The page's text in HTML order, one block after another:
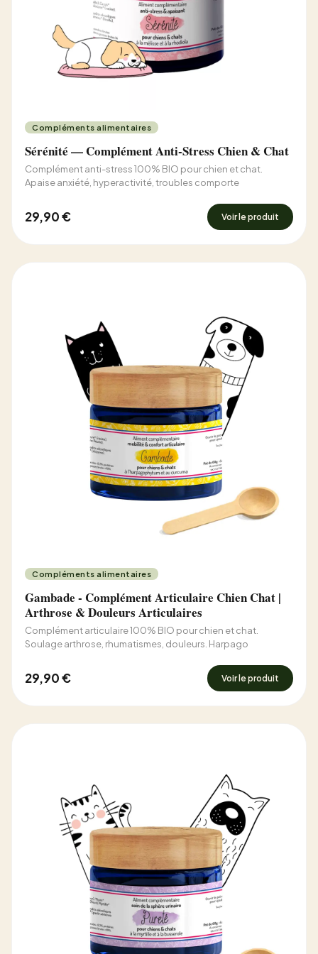
Compléments alimentaires
Sérénité — Complément Anti-Stress Chien & Chat
Complément anti-stress 100% BIO pour chien et chat.
Apaise anxiété, hyperactivité, troubles comporte
29,90 € Voir le produit
Compléments alimentaires
Gambade - Complément Articulaire Chien Chat |
Arthrose & Douleurs Articulaires
Complément articulaire 100% BIO pour chien et chat.
Soulage arthrose, rhumatismes, douleurs. Harpago
29,90 € Voir le produit